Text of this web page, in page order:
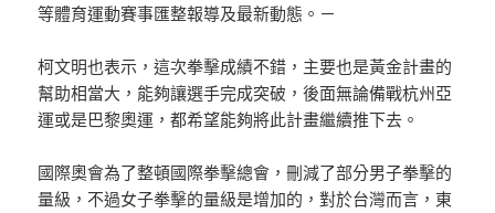
等體育運動賽事匯整報導及最新動態。－
柯文明也表示，這次拳擊成績不錯，主要也是黃金計畫的
幫助相當大，能夠讓選手完成突破，後面無論備戰杭州亞
運或是巴黎奧運，都希望能夠將此計畫繼續推下去。
國際奧會為了整頓國際拳擊總會，刪減了部分男子拳擊的
量級，不過女子拳擊的量級是增加的，對於台灣而言，東